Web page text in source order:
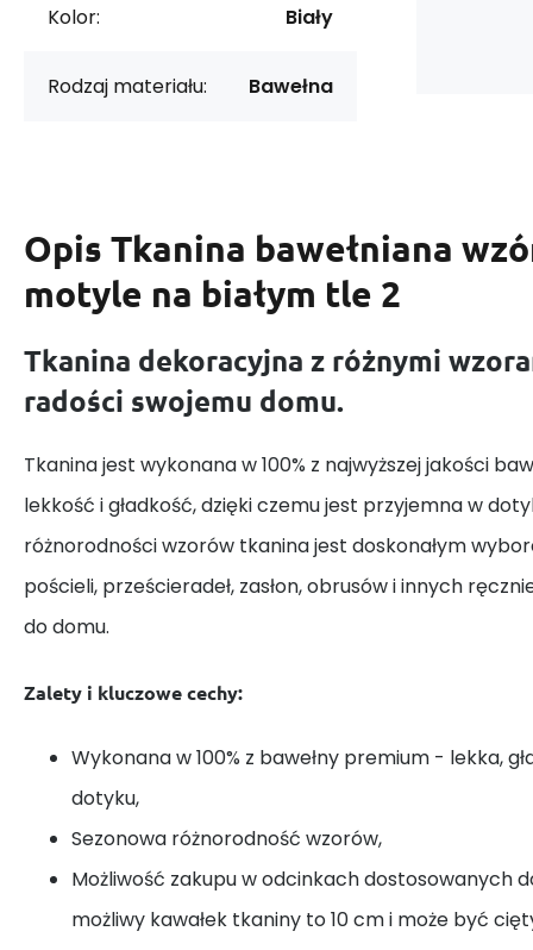
Kolor: Biały
Rodzaj materiału: Bawełna
Opis Tkanina bawełniana
motyle na białym tle 2
Tkanina dekoracyjna z różnymi
radości swojemu domu.
Tkanina jest wykonana w 100% z najwyższej jakości
lekkość i gładkość, dzięki czemu jest przyjemna w
różnorodności wzorów tkanina jest doskonałym
pościeli, prześcieradeł, zasłon, obrusów i innych
do domu.
Zalety i kluczowe cechy:
Wykonana w 100% z bawełny premium - lekka,
dotyku,
Sezonowa różnorodność wzorów,
Możliwość zakupu w odcinkach dostosowanych
możliwy kawałek tkaniny to 10 cm i może być